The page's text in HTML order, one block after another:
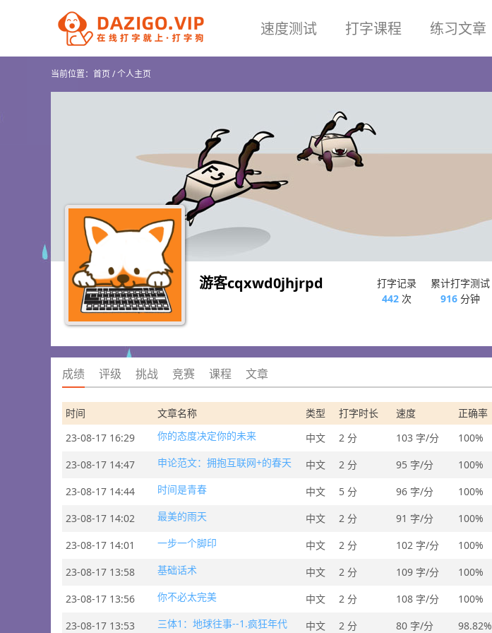
速度测试 打字课程 练习文章
当前位置： 首页/个人主页
游客cqxwd0jhjrpd
打字记录
442 次
累计打字测试
916 分钟
成绩 评级 挑战 竞赛 课程 文章
时间 文章名称 类型 打字时长 速度 正确率
23-08-17 16:29
你的态度决定你的未来 中文 2 分 103 字/分 100%
23-08-17 14:47
申论范文：拥抱互联网+的春天 中文 2 分 95 字/分 100%
23-08-17 14:44
时间是青春 中文 5 分 96 字/分 100%
23-08-17 14:02
最美的雨天 中文 2 分 91 字/分 100%
23-08-17 14:01
一步一个脚印 中文 2 分 102 字/分 100%
23-08-17 13:58
基础话术 中文 2 分 109 字/分 100%
23-08-17 13:56
你不必太完美 中文 2 分 108 字/分 100%
23-08-17 13:53
三体1：地球往事--1.疯狂年代 中文 2 分 80 字/分 98.82%